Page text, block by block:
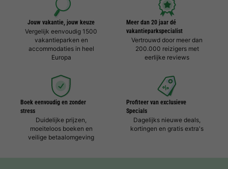
Jouw vakantie, jouw keuze
Vergelijk eenvoudig 1500
vakantieparken en
accommodaties in heel
Europa
Meer dan 20 jaar dé
vakantieparkspecialist
Vertrouwd door meer dan
200.000 reizigers met
eerlijke reviews
Boek eenvoudig en zonder
stress
Duidelijke prijzen,
moeiteloos boeken en
veilige betaalomgeving
Profiteer van exclusieve
Specials
Dagelijks nieuwe deals,
kortingen en gratis extra's